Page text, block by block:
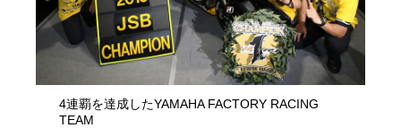
4連覇を達成したYAMAHA FACTORY RACING
TEAM